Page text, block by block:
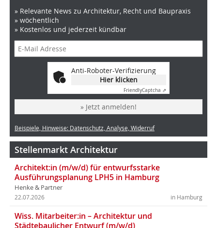
» Relevante News zu Architektur, Recht und Baupraxis
» wöchentlich
» Kostenlos und jederzeit kündbar
Anti-Roboter-Verifizierung
Hier klicken
FriendlyCaptcha ⇗
» Jetzt anmelden!
Beispiele, Hinweise: Datenschutz, Analyse, Widerruf
Stellenmarkt Architektur
Architekt:in (m/w/d) für entwurfsstarke
Ausführungsplanung LPH5 in Hamburg
Henke & Partner
in Hamburg
22.07.2026
Wiss. Mitarbeiter:in – Architektur und
Städtebaulicher Entwurf (m/w/d)